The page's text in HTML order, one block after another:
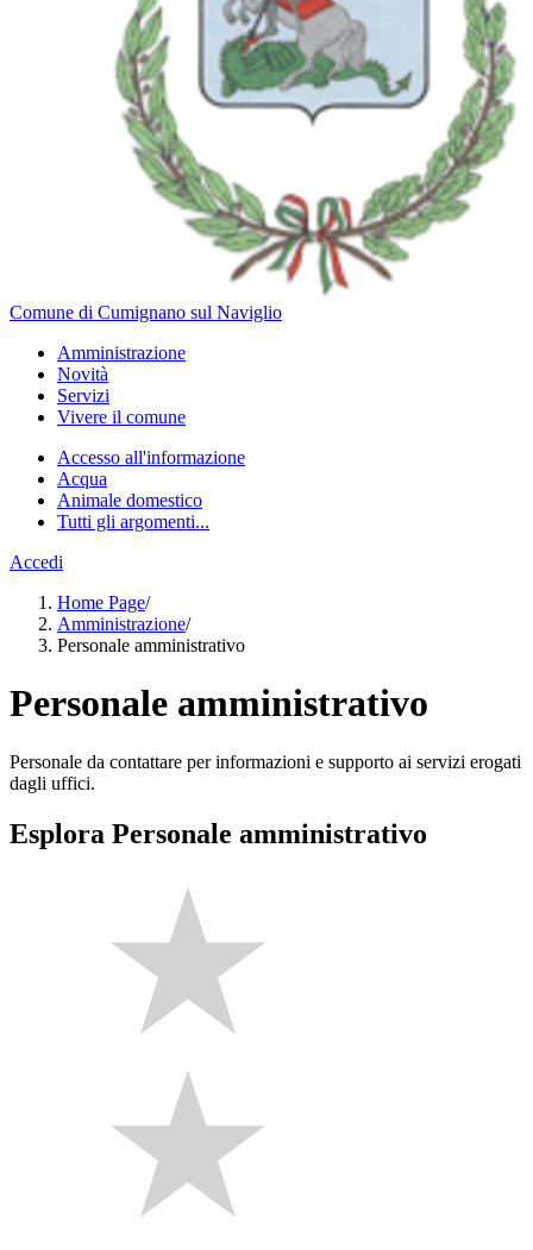
Comune di Cumignano sul Naviglio
Amministrazione
Novità
Servizi
Vivere il comune
Accesso all'informazione
Acqua
Animale domestico
Tutti gli argomenti...
Accedi
Home Page/
Amministrazione/
Personale amministrativo
Personale amministrativo
Personale da contattare per informazioni e supporto ai servizi erogati
dagli uffici.
Esplora Personale amministrativo